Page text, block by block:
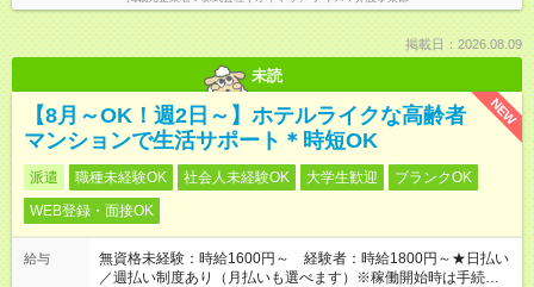
掲載日：2026.08.09
未読
NEW
【8月～OK！週2日～】ホテルライクな高齢者
マンションで生活サポート＊時短OK
派遣 職種未経験OK 社会人未経験OK 大学生歓迎
ブランクOK
WEB登録・面接OK
給与
無資格未経験：時給1600円～ 経験者：時給1800円～★日払い
／週払い制度あり（月払いも選べます）※稼働開始時は手続き完